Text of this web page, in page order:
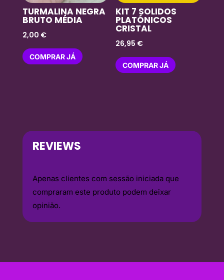
TURMALINA NEGRA
BRUTO MÉDIA
2,00 €
COMPRAR JÁ
KIT 7 SOLIDOS
PLATÓNICOS
CRISTAL
26,95 €
COMPRAR JÁ
REVIEWS
Apenas clientes com sessão iniciada que
compraram este produto podem deixar
opinião.